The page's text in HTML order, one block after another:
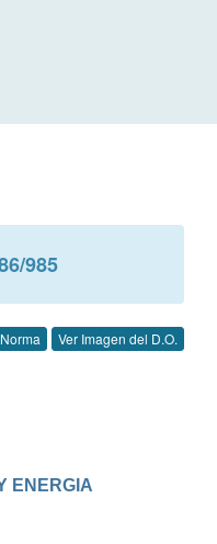
985
Ver Imagen del D.O.
ENERGIA